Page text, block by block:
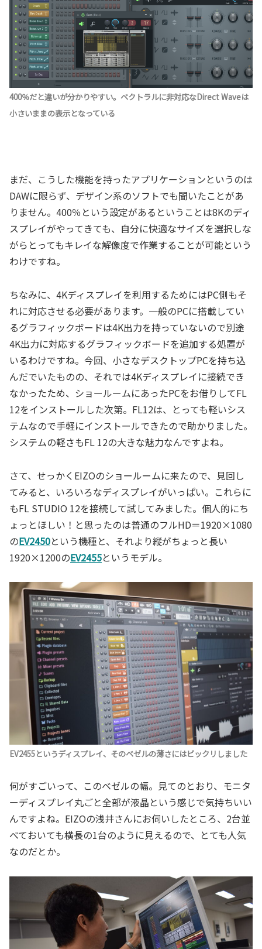
400％だと違いが分かりやすい。ベクトラルに非対応なDirect Waveは
小さいままの表示となっている
まだ、こうした機能を持ったアプリケーションというのは
DAWに限らず、デザイン系のソフトでも聞いたことがあ
りません。400％という設定があるということは8Kのディ
スプレイがやってきても、自分に快適なサイズを選択しな
がらとってもキレイな解像度で作業することが可能という
わけですね。
ちなみに、4Kディスプレイを利用するためにはPC側もそ
れに対応させる必要があります。一般のPCに搭載してい
るグラフィックボードは4K出力を持っていないので別途
4K出力に対応するグラフィックボードを追加する処置が
いるわけですね。今回、小さなデスクトップPCを持ち込
んだでいたものの、それでは4Kディスプレイに接続でき
なかったため、ショールームにあったPCをお借りしてFL
12をインストールした次第。FL12は、とっても軽いシス
テムなので手軽にインストールできたので助かりました。
システムの軽さもFL 12の大きな魅力なんですよね。
さて、せっかくEIZOのショールームに来たので、見回し
てみると、いろいろなディスプレイがいっぱい。これらに
もFL STUDIO 12を接続して試してみました。個人的にち
ょっとほしい！と思ったのは普通のフルHD＝1920×1080
のEV2450という機種と、それより縦がちょっと長い
1920×1200のEV2455というモデル。
EV2455というディスプレイ、そのベゼルの薄さにはビックリしました
何がすごいって、このベゼルの幅。見てのとおり、モニタ
ーディスプレイ丸ごと全部が液晶という感じで気持ちいい
んですよね。EIZOの浅井さんにお伺いしたところ、2台並
べておいても横長の1台のように見えるので、とても人気
なのだとか。